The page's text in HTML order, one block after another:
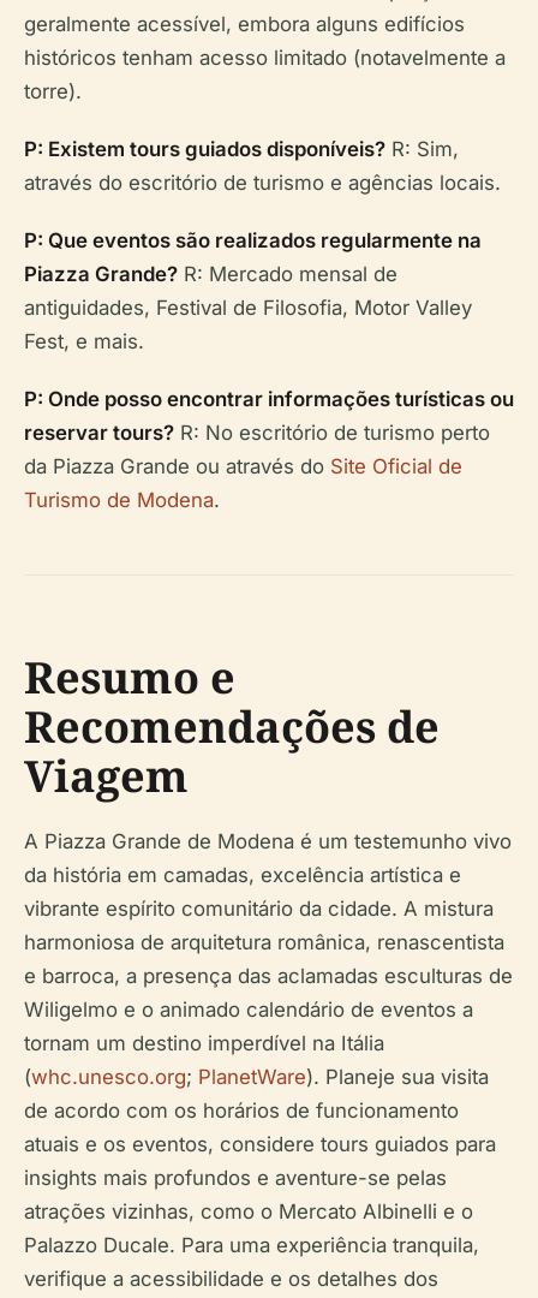
geralmente acessível, embora alguns edifícios
históricos tenham acesso limitado (notavelmente a
torre).
P: Existem tours guiados disponíveis? R: Sim,
através do escritório de turismo e agências locais.
P: Que eventos são realizados regularmente na
Piazza Grande? R: Mercado mensal de
antiguidades, Festival de Filosofia, Motor Valley
Fest, e mais.
P: Onde posso encontrar informações turísticas ou
reservar tours? R: No escritório de turismo perto
da Piazza Grande ou através do Site Oficial de
Turismo de Modena.
Resumo e
Recomendações de
Viagem
A Piazza Grande de Modena é um testemunho vivo
da história em camadas, excelência artística e
vibrante espírito comunitário da cidade. A mistura
harmoniosa de arquitetura românica, renascentista
e barroca, a presença das aclamadas esculturas de
Wiligelmo e o animado calendário de eventos a
tornam um destino imperdível na Itália
(whc.unesco.org; PlanetWare). Planeje sua visita
de acordo com os horários de funcionamento
atuais e os eventos, considere tours guiados para
insights mais profundos e aventure-se pelas
atrações vizinhas, como o Mercato Albinelli e o
Palazzo Ducale. Para uma experiência tranquila,
verifique a acessibilidade e os detalhes dos